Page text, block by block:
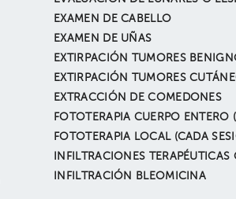
EXAMEN DE CABELLO
EXAMEN DE UÑAS
EXTRACCIÓN DE COMEDONES
FOTOTERAPIA CUERPO ENTERO
FOTOTERAPIA LOCAL (CADA
INFILTRACIONES TERAPÉUTICAS
INFILTRACIÓN BLEOMICINA